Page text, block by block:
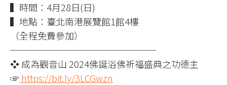
▍時間：4月28日(日)
▍地點：臺北南港展覽館1館4樓
（全程免費參加）
────────────────
❖ 成為觀音山 2024佛誕浴佛祈福盛典之功德主
☞https://bit.ly/3LCGwzn